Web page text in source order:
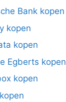
Bank kopen
kopen
kopen
Egberts kopen
kopen